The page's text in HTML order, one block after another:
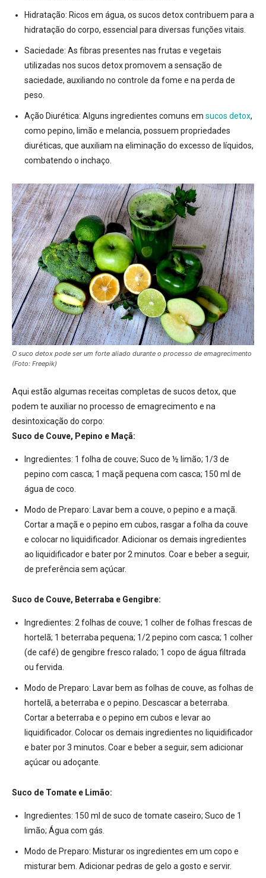
Hidratação: Ricos em água, os sucos detox contribuem para a
hidratação do corpo, essencial para diversas funções vitais.
Saciedade: As fibras presentes nas frutas e vegetais
utilizadas nos sucos detox promovem a sensação de
saciedade, auxiliando no controle da fome e na perda de
peso.
Ação Diurética: Alguns ingredientes comuns em sucos detox,
como pepino, limão e melancia, possuem propriedades
diuréticas, que auxiliam na eliminação do excesso de líquidos,
combatendo o inchaço.
O suco detox pode ser um forte aliado durante o processo de emagrecimento
(Foto: Freepik)
Aqui estão algumas receitas completas de sucos detox, que
podem te auxiliar no processo de emagrecimento e na
desintoxicação do corpo:
Suco de Couve, Pepino e Maçã:
Ingredientes: 1 folha de couve; Suco de ½ limão; 1/3 de
pepino com casca; 1 maçã pequena com casca; 150 ml de
água de coco.
Modo de Preparo: Lavar bem a couve, o pepino e a maçã.
Cortar a maçã e o pepino em cubos, rasgar a folha da couve
e colocar no liquidificador. Adicionar os demais ingredientes
ao liquidificador e bater por 2 minutos. Coar e beber a seguir,
de preferência sem açúcar.
Suco de Couve, Beterraba e Gengibre:
Ingredientes: 2 folhas de couve; 1 colher de folhas frescas de
hortelã; 1 beterraba pequena; 1/2 pepino com casca; 1 colher
(de café) de gengibre fresco ralado; 1 copo de água filtrada
ou fervida.
Modo de Preparo: Lavar bem as folhas de couve, as folhas de
hortelã, a beterraba e o pepino. Descascar a beterraba.
Cortar a beterraba e o pepino em cubos e levar ao
liquidificador. Colocar os demais ingredientes no liquidificador
e bater por 3 minutos. Coar e beber a seguir, sem adicionar
açúcar ou adoçante.
Suco de Tomate e Limão:
Ingredientes: 150 ml de suco de tomate caseiro; Suco de 1
limão; Água com gás.
Modo de Preparo: Misturar os ingredientes em um copo e
misturar bem. Adicionar pedras de gelo a gosto e servir.